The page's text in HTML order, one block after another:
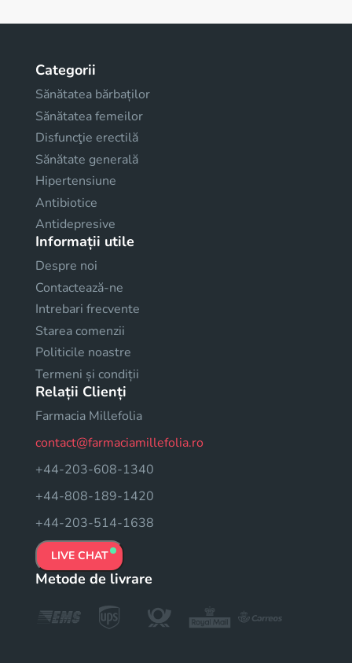
Categorii
Sănătatea bărbaților
Sănătatea femeilor
Disfuncţie erectilă
Sănătate generală
Hipertensiune
Antibiotice
Antidepresive
Informații utile
Despre noi
Contactează-ne
Intrebari frecvente
Starea comenzii
Politicile noastre
Termeni și condiții
Relații Clienți
Farmacia Millefolia
contact@farmaciamillefolia.ro
+44-203-608-1340
+44-808-189-1420
+44-203-514-1638
LIVE CHAT
Metode de livrare